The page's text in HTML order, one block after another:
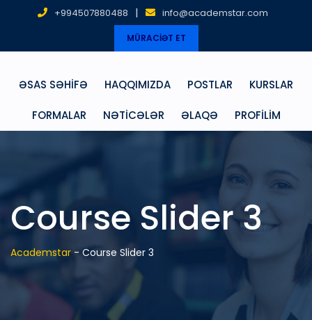
+994507880488 | info@academstar.com
MÜRACİƏT ET
ƏSAS SƏHIFƏ HAQQIMIZDA POSTLAR KURSLAR
FORMALAR NƏTICƏLƏR ƏLAQƏ PROFILIM
Course Slider 3
Academstar - Course Slider 3